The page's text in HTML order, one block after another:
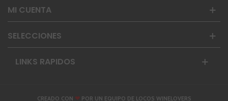
MI CUENTA
SELECCIONES
LINKS RAPIDOS
CREADO CON ❤POR UN EQUIPO DE LOCOS WINELOVERS